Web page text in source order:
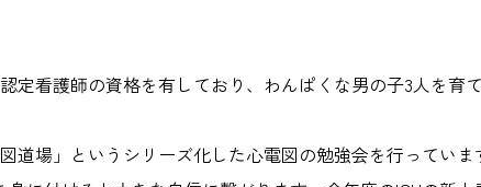
定看護師の資格を有しており、わんぱくな男の子3人を育
道場」というシリーズ化した心電図の勉強会を行ってい